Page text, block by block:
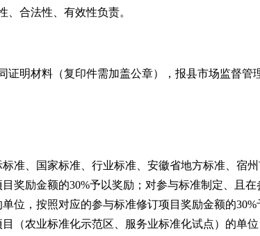
、合法性、有效性负责。
证明材料（复印件需加盖公章），报县市场监督管
准、国家标准、行业标准、安徽省地方标准、宿
奖励金额的30%予以奖励；对参与标准制定、且
位，按照对应的参与标准修订项目奖励金额的
（农业标准化示范区、服务业标准化试点）的单